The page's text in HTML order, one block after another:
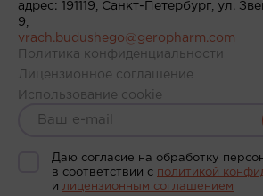
адрес: 191119, Санкт-Петербург, ул.
9,
vrach.budushego@geropharm.com
Политика конфиденциальности
Лицензионное соглашение
Использование cookie
Даю согласие на обработку
в соответствии c политикой
и лицензионным соглашением